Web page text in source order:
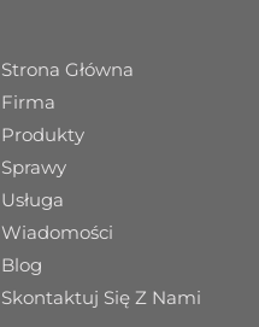
Strona Główna
Firma
Produkty
Sprawy
Usługa
Wiadomości
Blog
Skontaktuj Się Z Nami